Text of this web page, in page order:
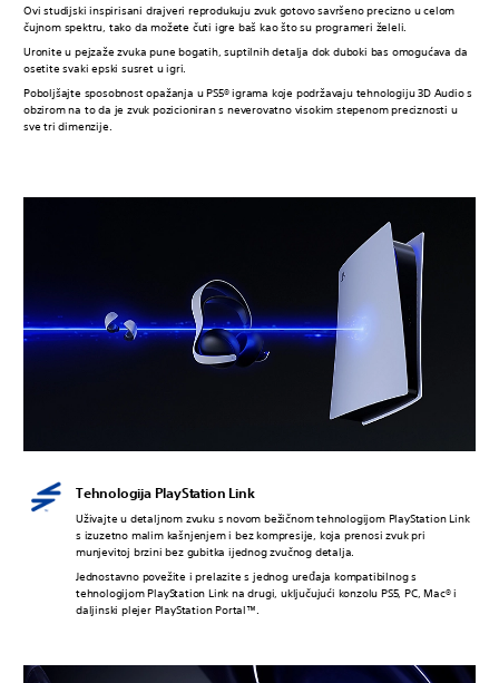
Ovi studijski inspirisani drajveri reprodukuju zvuk gotovo savršeno precizno u celom
čujnom spektru, tako da možete čuti igre baš kao što su programeri želeli.
Uronite u pejzaže zvuka pune bogatih, suptilnih detalja dok duboki bas omogućava da
osetite svaki epski susret u igri.
Poboljšajte sposobnost opažanja u PS5® igrama koje podržavaju tehnologiju 3D Audio s
obzirom na to da je zvuk pozicioniran s neverovatno visokim stepenom preciznosti u
sve tri dimenzije.
Tehnologija PlayStation Link
Uživajte u detaljnom zvuku s novom bežičnom tehnologijom PlayStation Link
s izuzetno malim kašnjenjem i bez kompresije, koja prenosi zvuk pri
munjevitoj brzini bez gubitka ijednog zvučnog detalja.
Jednostavno povežite i prelazite s jednog uređaja kompatibilnog s
tehnologijom PlayStation Link na drugi, uključujući konzolu PS5, PC, Mac® i
daljinski plejer PlayStation Portal™.